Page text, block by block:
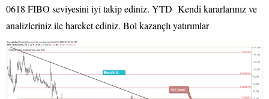
0618 FIBO seviyesini iyi takip ediniz. YTD Kendi kararlarınız ve
analizleriniz ile hareket ediniz. Bol kazançlı yatırımlar